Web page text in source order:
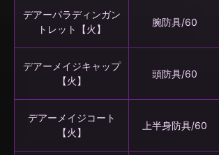
デアーパラディンガン
トレット【火】
腕防具/60
デアーメイジキャップ
【火】
頭防具/60
デアーメイジコート
【火】
上半身防具/60